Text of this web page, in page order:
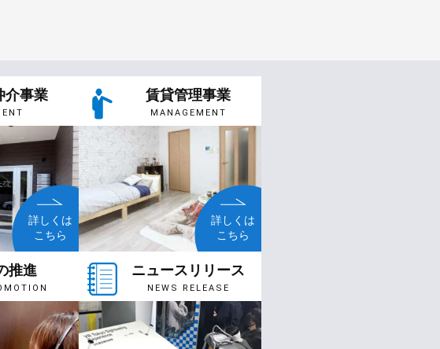
介事業
詳しくは
こちら
賃貸管理事業
MANAGEMENT
詳しくは
こちら
推進 ニュースリリース
NEWS RELEASE